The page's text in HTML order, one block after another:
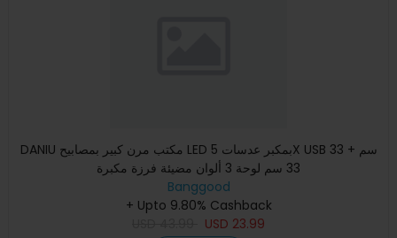
DANIU مكتب مرن كبير بمصابيح LED بمكبر عدسات 5X USB 33 سم +
33 سم لوحة 3 ألوان مضيئة فرزة مكبرة
Banggood
+ Upto 9.80% Cashback
USD 23.99